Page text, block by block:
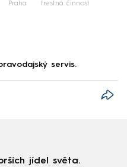
Praha trestná činnost
servis.
jídel světa.